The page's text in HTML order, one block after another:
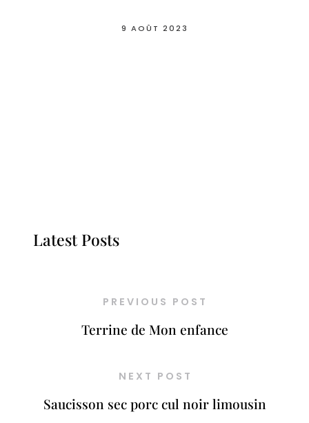
9 AOÛT 2023
Latest Posts
PREVIOUS POST
Terrine de Mon enfance
NEXT POST
Saucisson sec porc cul noir limousin